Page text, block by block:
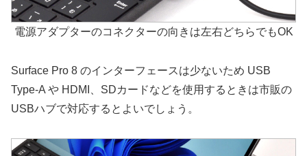
電源アダプターのコネクターの向きは左右どちらでもOK
Surface Pro 8 のインターフェースは少ないため USB
Type-A や HDMI、SDカードなどを使用するときは市販の
USBハブで対応するとよいでしょう。